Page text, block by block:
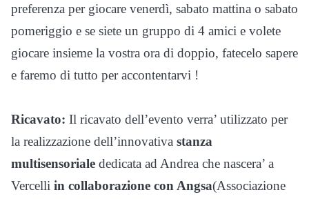
preferenza per giocare venerdì, sabato mattina o sabato
pomeriggio e se siete un gruppo di 4 amici e volete
giocare insieme la vostra ora di doppio, fatecelo sapere
e faremo di tutto per accontentarvi !
Ricavato: Il ricavato dell’evento verra’ utilizzato per
la realizzazione dell’innovativa stanza
multisensoriale dedicata ad Andrea che nascera’ a
Vercelli in collaborazione con Angsa(Associazione